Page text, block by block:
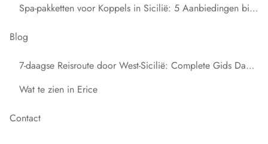
Spa-pakketten voor Koppels in Sicilië: 5 Aanbiedingen bij Resort Venere di Erice
Blog
7-daagse Reisroute door West-Sicilië: Complete Gids Dag na Dag
Wat te zien in Erice
Contact